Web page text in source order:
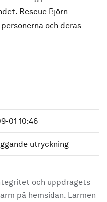
Rescue Björn
och deras
01 10:46
utryckning
och uppdragets
på hemsidan. Larmen